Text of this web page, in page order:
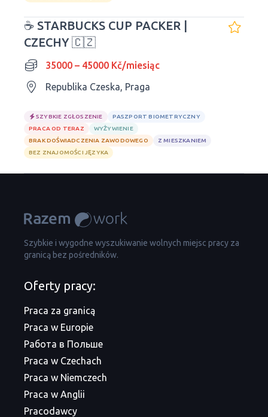
☕ STARBUCKS CUP PACKER |
CZECHY 🇨🇿
35000 – 45000 Kč/miesiąc
Republika Czeska, Praga
SZYBKIE ZGŁOSZENIE
PASZPORT BIOMETRYCZNY
PRACA OD TERAZ
WYŻYWIENIE
BRAK DOŚWIADCZENIA ZAWODOWEGO
Z MIESZKANIEM
BEZ ZNAJOMOŚCI JĘZYKA
Szybkie i wygodne wyszukiwanie wolnych miejsc pracy za
granicą bez pośredników.
Oferty pracy:
Praca za granicą
Praca w Europie
Работа в Польше
Praca w Czechach
Praca w Niemczech
Praca w Anglii
Pracodawcy